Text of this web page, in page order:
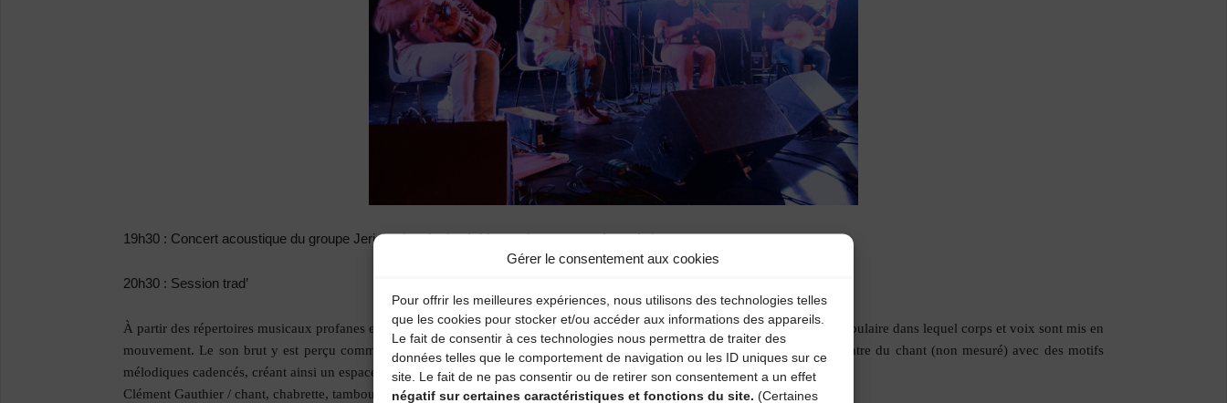
Gérer le consentement aux cookies
Pour offrir les meilleures expériences, nous utilisons des technologies telles
que les cookies pour stocker et/ou accéder aux informations des appareils.
Le fait de consentir à ces technologies nous permettra de traiter des
données telles que le comportement de navigation ou les ID uniques sur ce
site. Le fait de ne pas consentir ou de retirer son consentement a un effet
négatif sur certaines caractéristiques et fonctions du site. (Certaines
19h30 : Concert acoustique du groupe Jericho (sortie de résidence du nouveau répertoire)
20h30 : Session trad’
À partir des répertoires musicaux profanes et de dévotion d’occitanie, la musique de Jéricho se constitue comme un oratorio populaire dans lequel corps et voix sont mis en
mouvement. Le son brut y est perçu comme un préalable, à partir duquel nous imaginons les chemins qui amènent la rencontre du chant (non mesuré) avec des motifs
mélodiques cadencés, créant ainsi un espace offert à l’auditeur.
Clément Gauthier / chant, chabrette, tambourin à cordes